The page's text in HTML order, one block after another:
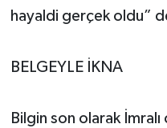
hayaldi gerçek oldu”
BELGEYLE İKNA
Bilgin son olarak İmralı